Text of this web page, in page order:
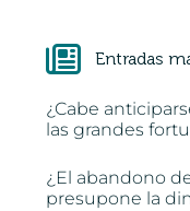
Entradas
¿Cabe
las grandes
¿El abandono
presupone la